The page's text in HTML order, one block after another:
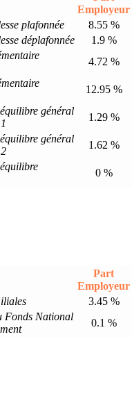
Employeur
plafonnée
8.55 %
déplafonnée
1.9 %
4.72 %
12.95 %
général
1.29 %
général
1.62 %
0 %
Part
Employeur
3.45 %
Fonds National
0.1 %